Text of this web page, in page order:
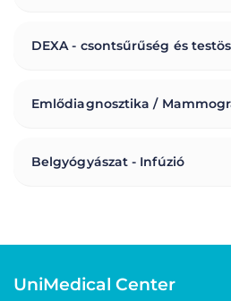
DEXA - csontsűrűség és
Emlődiagnosztika /
Belgyógyászat - Infúzió
UniMedical Center